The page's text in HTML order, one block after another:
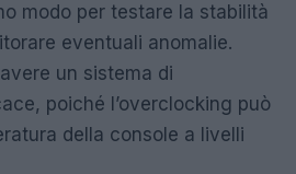
modo per testare la stabilità
eventuali anomalie.
un sistema di
poiché l’overclocking può
della console a livelli